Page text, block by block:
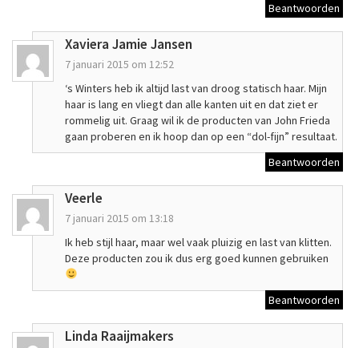
Beantwoorden
Xaviera Jamie Jansen
7 januari 2015 om 12:52
‘s Winters heb ik altijd last van droog statisch haar. Mijn
haar is lang en vliegt dan alle kanten uit en dat ziet er
rommelig uit. Graag wil ik de producten van John Frieda
gaan proberen en ik hoop dan op een “dol-fijn” resultaat.
Beantwoorden
Veerle
7 januari 2015 om 13:18
Ik heb stijl haar, maar wel vaak pluizig en last van klitten.
Deze producten zou ik dus erg goed kunnen gebruiken
Beantwoorden
Linda Raaijmakers